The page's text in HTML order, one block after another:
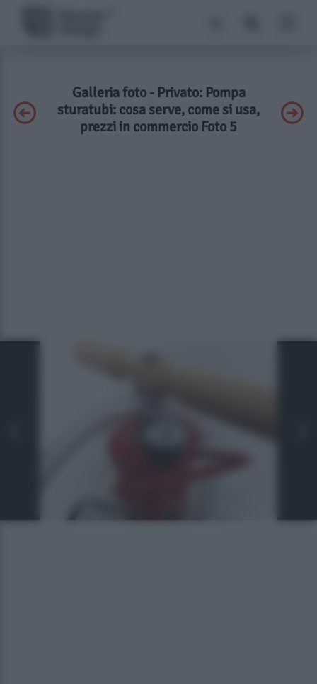
Galleria foto - Privato: Pompa
sturatubi: cosa serve, come si usa,
prezzi in commercio Foto 5